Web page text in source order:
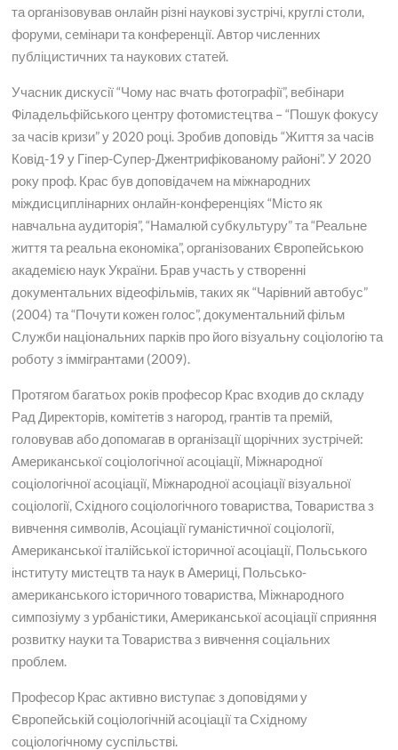
та організовував онлайн різні наукові зустрічі, круглі столи,
форуми, семінари та конференції. Автор численних
публіцистичних та наукових статей.
Учасник дискусії “Чому нас вчать фотографії”, вебінари
Філадельфійського центру фотомистецтва – “Пошук фокусу
за часів кризи” у 2020 році. Зробив доповідь “Життя за часів
Ковід-19 у Гіпер-Супер-Джентрифікованому районі”. У 2020
року проф. Крас був доповідачем на міжнародних
міждисциплінарних онлайн-конференціях “Місто як
навчальна аудиторія”, “Намалюй субкультуру” та “Реальне
життя та реальна економіка”, організованих Європейською
академією наук України. Брав участь у створенні
документальних відеофільмів, таких як “Чарівний автобус”
(2004) та “Почути кожен голос”, документальний фільм
Служби національних парків про його візуальну соціологію та
роботу з іммігрантами (2009).
Протягом багатьох років професор Крас входив до складу
Рад Директорів, комітетів з нагород, грантів та премій,
головував або допомагав в організації щорічних зустрічей:
Американської соціологічної асоціації, Міжнародної
соціологічної асоціації, Міжнародної асоціації візуальної
соціології, Східного соціологічного товариства, Товариства з
вивчення символів, Асоціації гуманістичної соціології,
Американської італійської історичної асоціації, Польського
інституту мистецтв та наук в Америці, Польсько-
американського історичного товариства, Міжнародного
симпозіуму з урбаністики, Американської асоціації сприяння
розвитку науки та Товариства з вивчення соціальних
проблем.
Професор Крас активно виступає з доповідями у
Європейській соціологічній асоціації та Східному
соціологічному суспільстві.